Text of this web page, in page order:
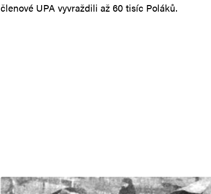
členové UPA vyvraždili až 60 tisíc Poláků.